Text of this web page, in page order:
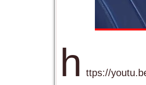
h ttps://